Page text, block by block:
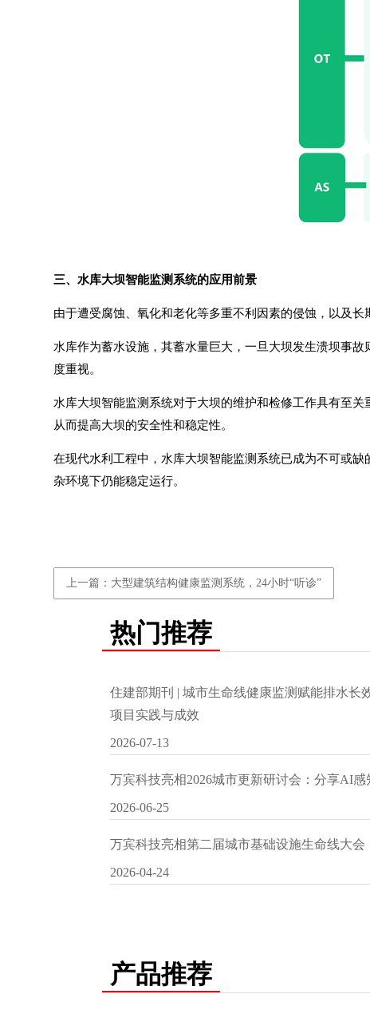
三、水库大坝智能监测系统的应用前景
由于遭受腐蚀、氧化和老化等多重不利因素的侵蚀，以及
水库作为蓄水设施，其蓄水量巨大，一旦大坝发生溃坝事
度重视。
水库大坝智能监测系统对于大坝的维护和检修工作具有至
从而提高大坝的安全性和稳定性。
在现代水利工程中，水库大坝智能监测系统已成为不可或
杂环境下仍能稳定运行。
上一篇：大型建筑结构健康监测系统，24小时“听诊”
热门推荐
住建部期刊 | 城市生命线健康监测赋能排水长
项目实践与成效
2026-07-13
万宾科技亮相2026城市更新研讨会：分享AI感
2026-06-25
万宾科技亮相第二届城市基础设施生命线大会
2026-04-24
产品推荐